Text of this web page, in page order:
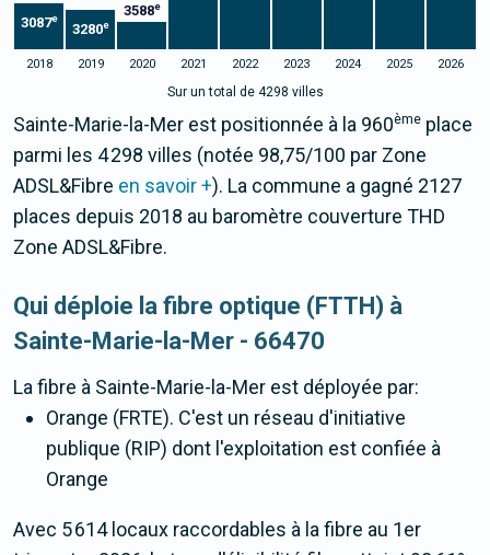
3087e
3280e
3588e
2018 2019 2020 2021 2022 2023 2024 2025 2026
Sur un total de 4298 villes
Sainte-Marie-la-Mer est positionnée à la 960ème place
parmi les 4 298 villes (notée 98,75/100 par Zone
ADSL&Fibre en savoir +). La commune a gagné 2127
places depuis 2018 au baromètre couverture THD
Zone ADSL&Fibre.
Qui déploie la fibre optique (FTTH) à
Sainte-Marie-la-Mer - 66470
La fibre à Sainte-Marie-la-Mer est déployée par:
Orange (FRTE). C'est un réseau d'initiative
publique (RIP) dont l'exploitation est confiée à
Orange
Avec 5 614 locaux raccordables à la fibre au 1er